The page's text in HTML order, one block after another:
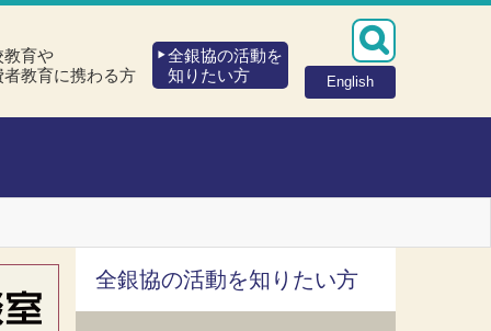
English
教育や
者教育に携わる方
全銀協の活動を
知りたい方
全銀協の活動を知りたい方